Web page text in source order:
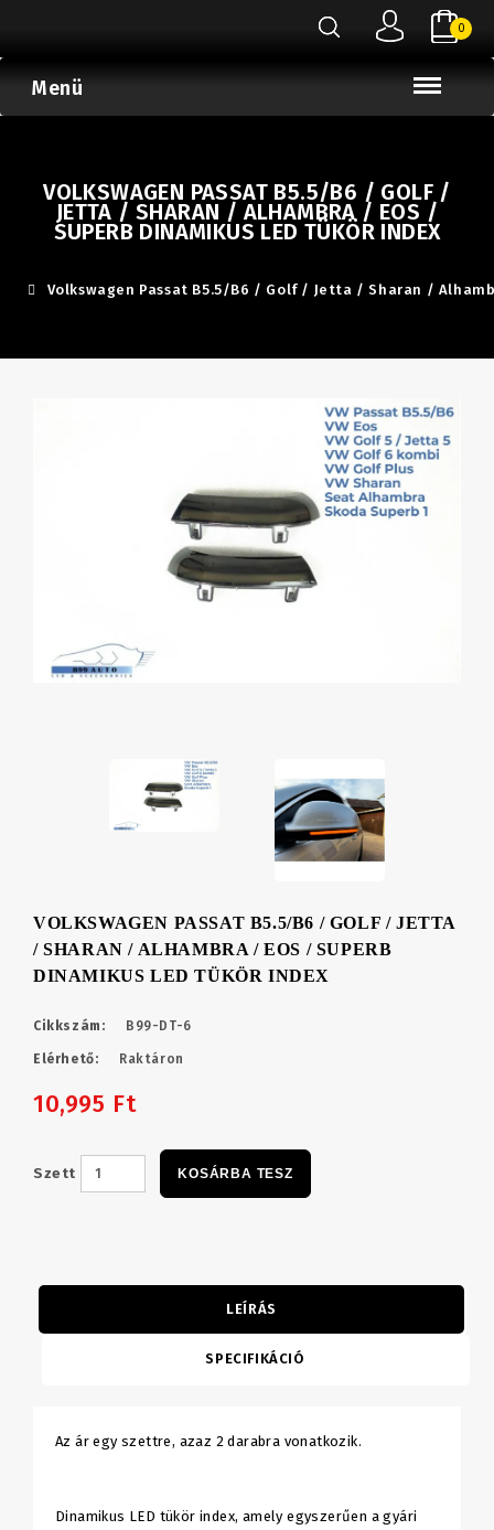
0
Menü
VOLKSWAGEN PASSAT B5.5/B6 / GOLF /
JETTA / SHARAN / ALHAMBRA / EOS /
SUPERB DINAMIKUS LED TÜKÖR INDEX
Volkswagen Passat B5.5/B6 / Golf / Jetta / Sharan /
VOLKSWAGEN PASSAT B5.5/B6 / GOLF / JETTA
/ SHARAN / ALHAMBRA / EOS / SUPERB
DINAMIKUS LED TÜKÖR INDEX
Cikkszám: B99-DT-6
Elérhető: Raktáron
10,995 Ft
Szett KOSÁRBA TESZ
LEÍRÁS
SPECIFIKÁCIÓ
Az ár egy szettre, azaz 2 darabra vonatkozik.
Dinamikus LED tükör index, amely egyszerűen a gyári